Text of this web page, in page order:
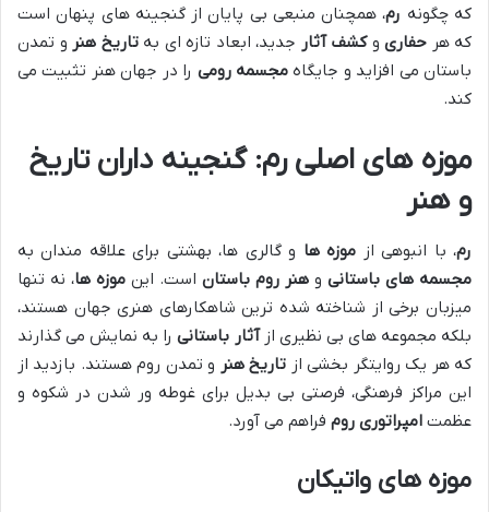
که چگونه رم، همچنان منبعی بی پایان از گنجینه های پنهان است
که هر حفاری وکشف آثار جدید، ابعاد تازه ای بهتاریخ هنر و تمدن
باستان می افزاید و جایگاهمجسمه رومی را در جهان هنر تثبیت می
کند.
موزه های اصلی رم: گنجینه داران تاریخ
و هنر
رم، با انبوهی از موزه ها و گالری ها، بهشتی برای علاقه مندان به
مجسمه های باستانی و هنر روم باستان است. این موزه ها، نه تنها
میزبان برخی از شناخته شده ترین شاهکارهای هنری جهان هستند،
بلکه مجموعه های بی نظیری ازآثار باستانیرا به نمایش می گذارند
که هر یک روایتگر بخشی از تاریخ هنر و تمدن روم هستند. بازدید از
این مراکز فرهنگی، فرصتی بی بدیل برای غوطه ور شدن در شکوه و
عظمت امپراتوری روم فراهم می آورد.
موزه های واتیکان